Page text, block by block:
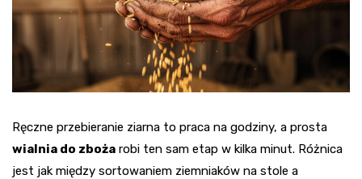
Ręczne przebieranie ziarna to praca na godziny, a prosta
wialnia do zboża robi ten sam etap w kilka minut. Różnica
jest jak między sortowaniem ziemniaków na stole a